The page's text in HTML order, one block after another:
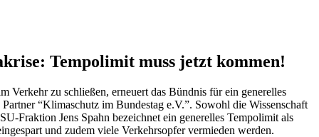
Tempolimit muss jetzt kommen!
zu schließen, erneuert das Bündnis für ein generelles
“Klimaschutz im Bundestag e.V.”. Sowohl die Wissenschaft
Fraktion Jens Spahn bezeichnet ein generelles Tempolimit als
und zudem viele Verkehrsopfer vermieden werden.